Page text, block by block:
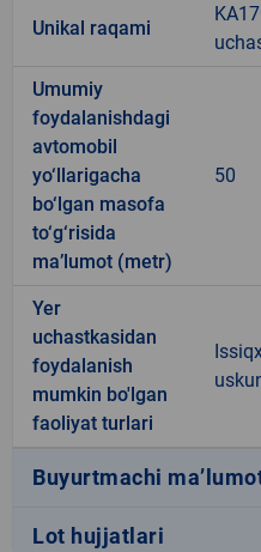
Unikal raqami
Umumiy
foydalanishdagi
avtomobil
yo‘llarigacha
bo‘lgan masofa
to‘g‘risida
ma’lumot (metr)
50
Yer
uchastkasidan
foydalanish
mumkin bo'lgan
faoliyat turlari
Buyurtmachi
Lot hujjatlari